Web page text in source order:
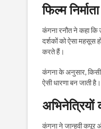
फिल्म
कंगना रनौत ने कहा
दर्शकों को ऐसा महसूस
करते हैं।
कंगना के अनुसार, किसी
ऐसी धारणा बन जाती है।
अभिनेत्रियों
कंगना ने जान्हवी कपूर